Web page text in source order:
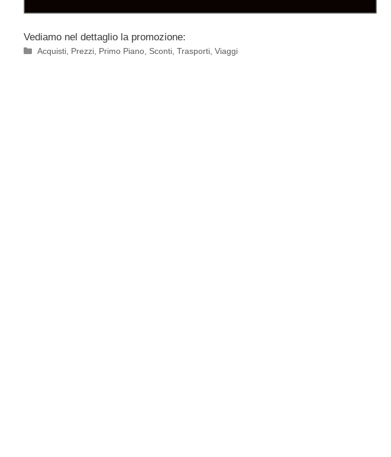
Vediamo nel dettaglio la promozione:
Categorie
Acquisti Prezzi Primo Piano Sconti ,Trasporti ,Viaggi